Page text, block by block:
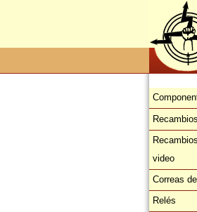
video
Correas
Relés